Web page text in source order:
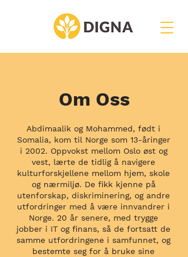
Om Oss
Abdimaalik og Mohammed, født i
Somalia, kom til Norge som 13-åringer
i 2002. Oppvokst mellom Oslo øst og
vest, lærte de tidlig å navigere
kulturforskjellene mellom hjem, skole
og nærmiljø. De fikk kjenne på
utenforskap, diskriminering, og andre
utfordringer med å være innvandrer i
Norge. 20 år senere, med trygge
jobber i IT og finans, så de fortsatt de
samme utfordringene i samfunnet, og
bestemte seg for å bruke sine